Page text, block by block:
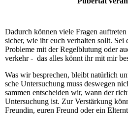
Da­durch können viele Fragen
sicher, wie ihr euch ver­halten sollt. Sei
Pro­bleme mit der Regel­blu­tung oder
ver­kehr - das alles könnt ihr mit mir
Was wir be­sprechen, bleibt natürlich
sche Unter­suchung muss des­wegen
sammen ent­scheiden wir, wann der
Unter­suchung ist. Zur Verstärkung
Freundin, euren Freund oder ein